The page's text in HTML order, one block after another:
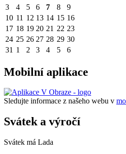
3
4 5 6 7 8
9
10 11 12 13 14 15 16
17 18 19 20 21 22 23
24 25 26 27 28 29 30
31 1 2 3 4 5 6
Mobilní aplikace
Sledujte informace z našeho webu v
Svátek a výročí
Svátek má Lada